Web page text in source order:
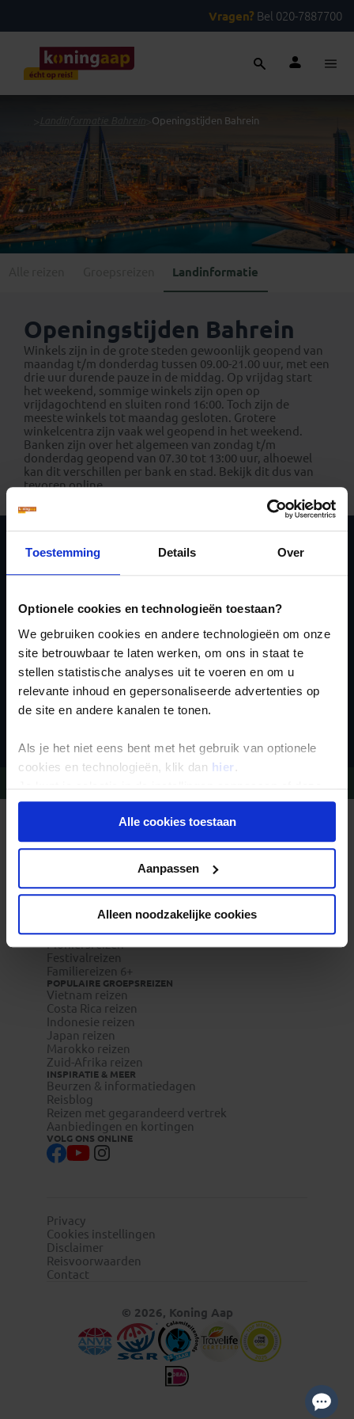
Toestemming Details Over
Optionele cookies en technologieën toestaan?
We gebruiken cookies en andere technologieën om onze
site betrouwbaar te laten werken, om ons in staat te
stellen statistische analyses uit te voeren en om u
relevante inhoud en gepersonaliseerde advertenties op
de site en andere kanalen te tonen.
Als je het niet eens bent met het gebruik van optionele
cookies en technologieën, klik dan hier .
Je kunt je selectie in de instellingen aanpassen of deze
onder aan de pagina op elk gewenst moment voor de
toekomst wijzigen.Alle cookies toestaan
Aanpassen
Alleen noodzakelijke cookies
Vragen? Bel 020-7887700
Landinformatie Bahrein Openingstijden Bahrein
Landinformatie
Openingstijden Bahrein
Winkels zijn in de grote steden gewoonlijk geopend van
maandag t/m donderdag tussen 09.00-21.00 uur, met een
drie uur durende pauze in de middag. Op vrijdag start
het weekend, sommige winkels zijn open op
vrijdagochtend en sluiten rond 16:00. Toch zijn de
meeste winkels tot maandag gesloten. Grotere
winkelcentra zijn vaak wel geopend in het weekend.
Banken zijn over het algemeen van zondag t/m
donderdag geopend van 07.30 tot 13:00 uur, alhoewel
kan dit verschillen per bank en stad. Bekijk dit dus van
tevoren online.
Schrijf je in voor de
Inschrijven
REIZEN MET KONING AAP
Waarom Koning Aap?
Bestemmingen
Duurzaam toerisme
Veelgestelde vragen
Reisverzekeringen
Groepsreizen
Pioniersreizen
Festivalreizen
Familiereizen 6+
POPULAIRE GROEPSREIZEN
Vietnam reizen
Costa Rica reizen
Indonesie reizen
Japan reizen
Marokko reizen
Zuid-Afrika reizen
INSPIRATIE & MEER
Beurzen & informatiedagen
Reisblog
Reizen met gegarandeerd vertrek
Aanbiedingen en kortingen
VOLG ONS ONLINE
Privacy
Cookies instellingen
Disclaimer
Reisvoorwaarden
Contact
© 2026, Koning Aap